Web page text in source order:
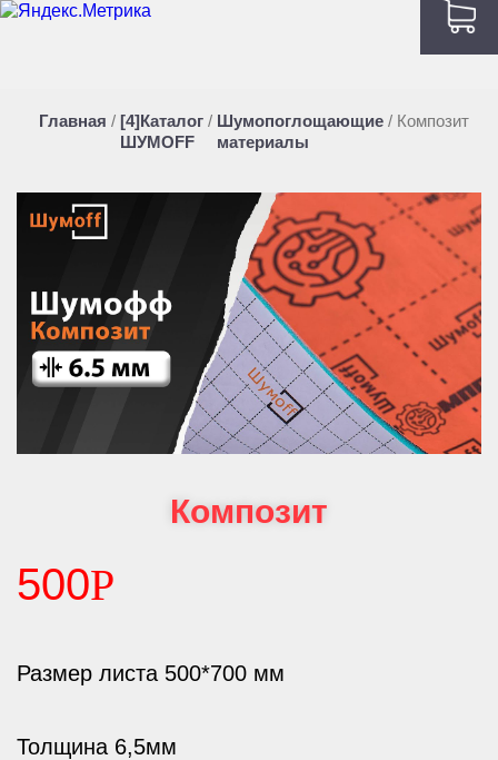
Главная / [4]Каталог
ШУМOFF
/ Шумопоглощающие
материалы
/ Композит
Композит
500Р
Размер листа 500*700 мм
Толщина 6,5мм